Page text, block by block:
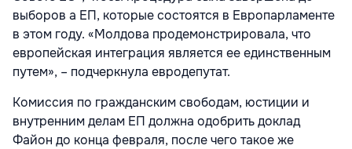
выборов а ЕП, которые состоятся в Европарламенте
в этом году. «Молдова продемонстрировала, что
европейская интеграция является ее единственным
путем», – подчеркнула евродепутат.
Комиссия по гражданским свободам, юстиции и
внутренним делам ЕП должна одобрить доклад
Файон до конца февраля, после чего такое же